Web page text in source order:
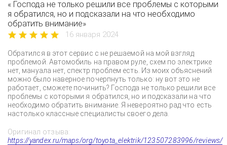
« Господа не только решили все проблемы с которыми
я обратился, но и подсказали на что необходимо
обратить внимание»
16 января 2024
Обратился в этот сервис с не решаемой на мой взгляд
проблемой. Автомобиль на правом руле, схем по электрике
нет, мануала нет, спектр проблем есть. Из моих объяснений
можно было наверное почерпнуть только: ну вот это не
работает, сможете починить? Господа не только решили все
проблемы с которыми я обратился, но и подсказали на что
необходимо обратить внимание. Я невероятно рад что есть
настолько классные специалисты своего дела.
Оригинал отзыва:
https://yandex.ru/maps/org/toyota_elektrik/123507283996/reviews/